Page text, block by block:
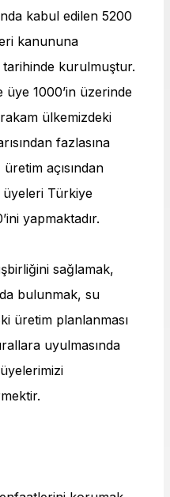
kabul edilen 5200
kanununa
kurulmuştur.
1000’in üzerinde
ülkemizdeki
fazlasına
açısından
üyeleri Türkiye
yapmaktadır.
sağlamak,
bulunmak, su
üretim planlanması
uyulmasında